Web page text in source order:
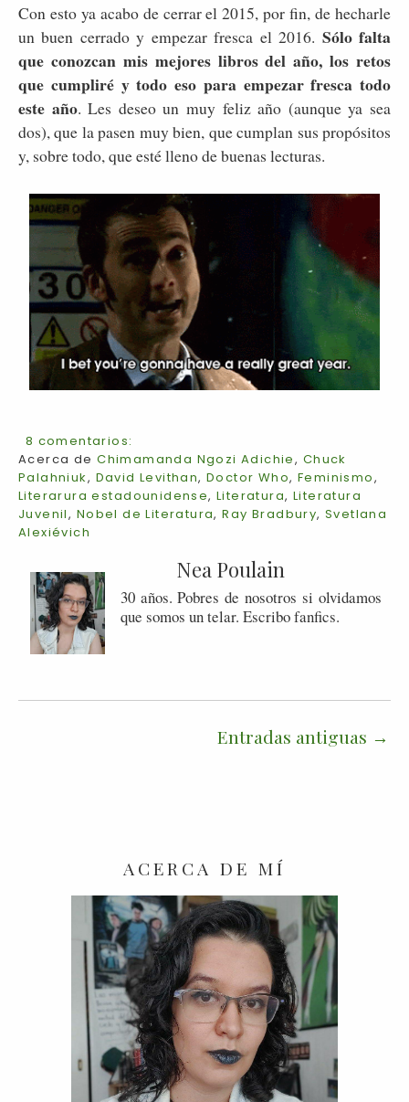
Con esto ya acabo de cerrar el 2015, por fin, de hecharle
un buen cerrado y empezar fresca el 2016. Sólo falta
que conozcan mis mejores libros del año, los retos
que cumpliré y todo eso para empezar fresca todo
este año. Les deseo un muy feliz año (aunque ya sea
dos), que la pasen muy bien, que cumplan sus propósitos
y, sobre todo, que esté lleno de buenas lecturas.
8 comentarios:
Acerca deChimamanda Ngozi Adichie, Chuck
Palahniuk, David Levithan,Doctor Who, Feminismo,
Literarura estadounidense,Literatura, Literatura
Juvenil, Nobel de Literatura,Ray Bradbury,Svetlana
Alexiévich
Nea Poulain
30 años. Pobres de nosotros si olvidamos
que somos un telar. Escribo fanfics.
Entradas antiguas
ACERCA DE MÍ